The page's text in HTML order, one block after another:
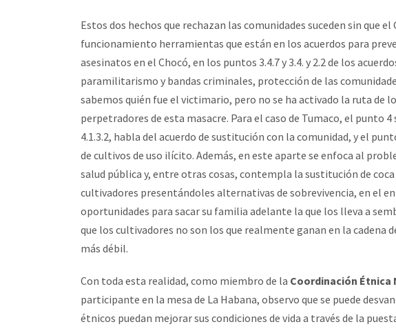
Estos dos hechos que rechazan las comunidades suceden sin que
funcionamiento herramientas que están en los acuerdos para
asesinatos en el Chocó, en los puntos 3.4.7 y 3.4. y 2.2 de los
paramilitarismo y bandas criminales, protección de las
sabemos quién fue el victimario, pero no se ha activado la ruta de
perpetradores de esta masacre. Para el caso de Tumaco, el punto
4.1.3.2, habla del acuerdo de sustitución con la comunidad, y el
de cultivos de uso ilícito. Además, en este aparte se enfoca al
salud pública y, entre otras cosas, contempla la sustitución de
cultivadores presentándoles alternativas de sobrevivencia, en el
oportunidades para sacar su familia adelante la que los lleva a
que los cultivadores no son los que realmente ganan en la cadena
más débil.
Con toda esta realidad, como miembro de la Coordinación Étnica
participante en la mesa de La Habana, observo que se puede
étnicos puedan mejorar sus condiciones de vida a través de la